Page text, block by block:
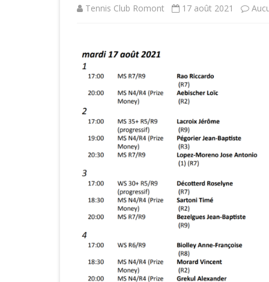
Tennis Club Romont 17 août 2021